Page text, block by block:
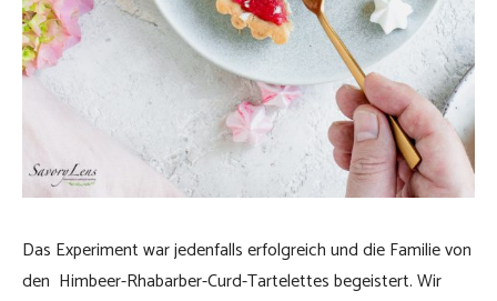
Das Experiment war jedenfalls erfolgreich und die Familie von
den Himbeer-Rhabarber-Curd-Tartelettes begeistert. Wir